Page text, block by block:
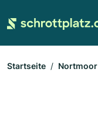
Startseite Nortmoor